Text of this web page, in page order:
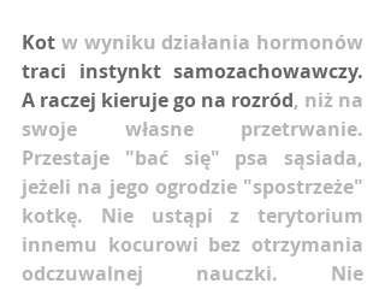
Kot w wyniku działania hormonów
traci instynkt samozachowawczy.
A raczej kieruje go na rozród, niż na
swoje własne przetrwanie.
Przestaje "bać się" psa sąsiada,
jeżeli na jego ogrodzie "spostrzeże"
kotkę. Nie ustąpi z terytorium
innemu kocurowi bez otrzymania
odczuwalnej nauczki. Nie